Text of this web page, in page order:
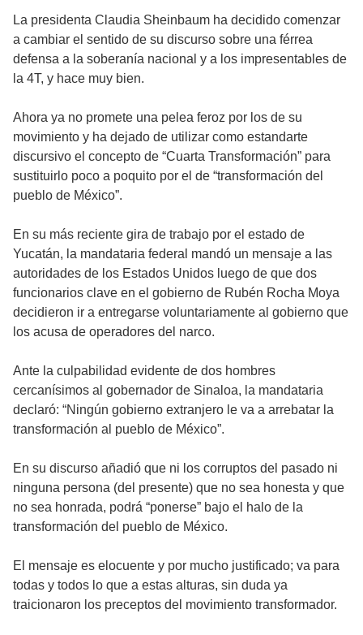
La presidenta Claudia Sheinbaum ha decidido comenzar
a cambiar el sentido de su discurso sobre una férrea
defensa a la soberanía nacional y a los impresentables de
la 4T, y hace muy bien.
Ahora ya no promete una pelea feroz por los de su
movimiento y ha dejado de utilizar como estandarte
discursivo el concepto de “Cuarta Transformación” para
sustituirlo poco a poquito por el de “transformación del
pueblo de México”.
En su más reciente gira de trabajo por el estado de
Yucatán, la mandataria federal mandó un mensaje a las
autoridades de los Estados Unidos luego de que dos
funcionarios clave en el gobierno de Rubén Rocha Moya
decidieron ir a entregarse voluntariamente al gobierno que
los acusa de operadores del narco.
Ante la culpabilidad evidente de dos hombres
cercanísimos al gobernador de Sinaloa, la mandataria
declaró: “Ningún gobierno extranjero le va a arrebatar la
transformación al pueblo de México”.
En su discurso añadió que ni los corruptos del pasado ni
ninguna persona (del presente) que no sea honesta y que
no sea honrada, podrá “ponerse” bajo el halo de la
transformación del pueblo de México.
El mensaje es elocuente y por mucho justificado; va para
todas y todos lo que a estas alturas, sin duda ya
traicionaron los preceptos del movimiento transformador.